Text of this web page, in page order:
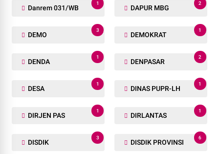
Danrem 031/WB
1
DAPUR MBG
2
DEMO
3
DEMOKRAT
1
DENDA
1
DENPASAR
2
DESA
1
DINAS PUPR-LH
1
DIRJEN PAS
1
DIRLANTAS
1
DISDIK
3
DISDIK PROVINSI
6